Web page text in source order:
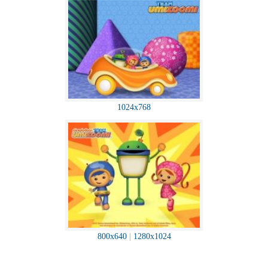
1024x768
800x640| 1280x1024